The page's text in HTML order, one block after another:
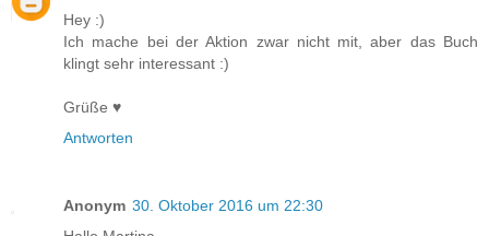
Hey :)
Ich mache bei der Aktion zwar nicht mit, aber das Buch
klingt sehr interessant :)
Grüße ♥
Antworten
Anonym 30. Oktober 2016 um 22:30